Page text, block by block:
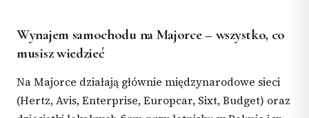
Wynajem samochodu na Majorce – wszystko, co
musisz wiedzieć
Na Majorce działają głównie międzynarodowe sieci
(Hertz, Avis, Enterprise, Europcar, Sixt, Budget) oraz